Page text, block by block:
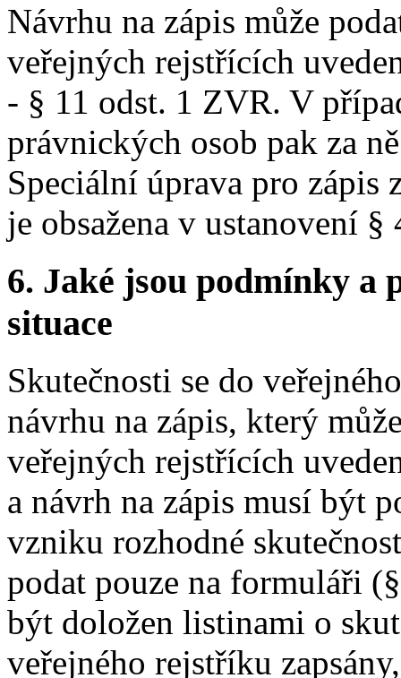
Návrhu na zápis může
veřejných rejstřících
- § 11 odst. 1 ZVR. V
právnických osob pak za
Speciální úprava pro zápis
je obsažena v ustanovení
6. Jaké jsou podmínky a
situace
Skutečnosti se do
návrhu na zápis, který
veřejných rejstřících
a návrh na zápis musí být
vzniku rozhodné
podat pouze na formuláři
být doložen listinami o
veřejného rejstříku